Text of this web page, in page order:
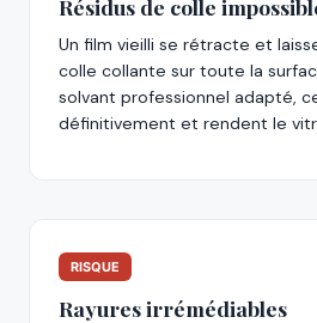
Résidus de colle
Un film vieilli se rétracte et
colle collante sur toute la
solvant professionnel adapté,
définitivement et rendent le
RISQUE
Rayures irrémédiables